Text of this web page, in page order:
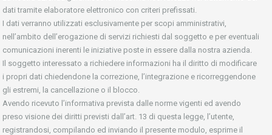
dati tramite elaboratore elettronico con criteri prefissati.
I dati verranno utilizzati esclusivamente per scopi amministrativi,
nell’ambito dell’erogazione di servizi richiesti dal soggetto e per eventuali
comunicazioni inerenti le iniziative poste in essere dalla nostra azienda.
Il soggetto interessato a richiedere informazioni ha il diritto di modificare
i propri dati chiedendone la correzione, l’integrazione e ricorreggendone
gli estremi, la cancellazione o il blocco.
Avendo ricevuto l’informativa prevista dalle norme vigenti ed avendo
preso visione dei diritti previsti dall’art. 13 di questa legge, l’utente,
registrandosi, compilando ed inviando il presente modulo, esprime il